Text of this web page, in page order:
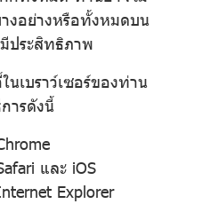
งอย่างหรือทั้งหมดบน
มีประสิทธิภาพ
เบราว์เซอร์ของท่าน
ารดังนี้
และ iOS
Explorer